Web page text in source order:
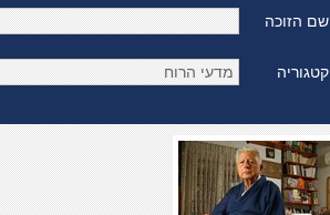
שם הזוכה
קטגוריה